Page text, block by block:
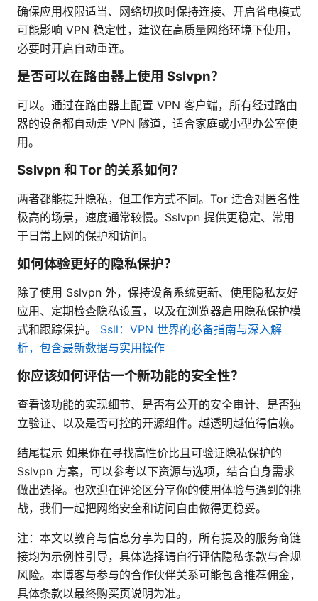
确保应用权限适当、网络切换时保持连接、开启省电模式
可能影响 VPN 稳定性，建议在高质量网络环境下使用，
必要时开启自动重连。
是否可以在路由器上使用 Sslvpn？
可以。通过在路由器上配置 VPN 客户端，所有经过路由
器的设备都自动走 VPN 隧道，适合家庭或小型办公室使
用。
Sslvpn 和 Tor 的关系如何？
两者都能提升隐私，但工作方式不同。Tor 适合对匿名性
极高的场景，速度通常较慢。Sslvpn 提供更稳定、常用
于日常上网的保护和访问。
如何体验更好的隐私保护？
除了使用 Sslvpn 外，保持设备系统更新、使用隐私友好
应用、定期检查隐私设置，以及在浏览器启用隐私保护模
式和跟踪保护。 Ssll：VPN 世界的必备指南与深入解
析，包含最新数据与实用操作
你应该如何评估一个新功能的安全性？
查看该功能的实现细节、是否有公开的安全审计、是否独
立验证、以及是否可控的开源组件。越透明越值得信赖。
结尾提示 如果你在寻找高性价比且可验证隐私保护的
Sslvpn 方案，可以参考以下资源与选项，结合自身需求
做出选择。也欢迎在评论区分享你的使用体验与遇到的挑
战，我们一起把网络安全和访问自由做得更稳妥。
注：本文以教育与信息分享为目的，所有提及的服务商链
接均为示例性引导，具体选择请自行评估隐私条款与合规
风险。本博客与参与的合作伙伴关系可能包含推荐佣金，
具体条款以最终购买页说明为准。